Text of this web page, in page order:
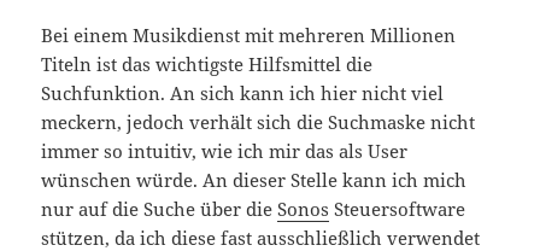
Bei einem Musikdienst mit mehreren Millionen
Titeln ist das wichtigste Hilfsmittel die
Suchfunktion. An sich kann ich hier nicht viel
meckern, jedoch verhält sich die Suchmaske nicht
immer so intuitiv, wie ich mir das als User
wünschen würde. An dieser Stelle kann ich mich
nur auf die Suche über dieSonos Steuersoftware
stützen, da ich diese fast ausschließlich verwendet